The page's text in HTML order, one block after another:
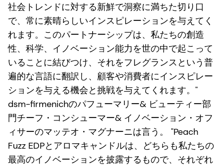
社会トレンドに対する新鮮で洞察に満ちた切り口
で、常に素晴らしいインスピレーションを与えてく
れます。このパートナーシップは、私たちの創造
性、科学、イノベーション能力を世の中で起こって
いることに結びつけ、それをフレグランスという普
遍的な言語に翻訳し、顧客や消費者にインスピレー
ションを与える機会と挑戦を与えてくれます。"
dsm-firmenichのパフューマリー& ビューティー部
門チーフ・コンシューマー& イノベーション・オフ
ィサーのマッテオ・マグナーニは言う。 "Peach
Fuzz EDPとアロマキャンドルは、どちらも私たちの
最高のイノベーションを披露するもので、それぞれ